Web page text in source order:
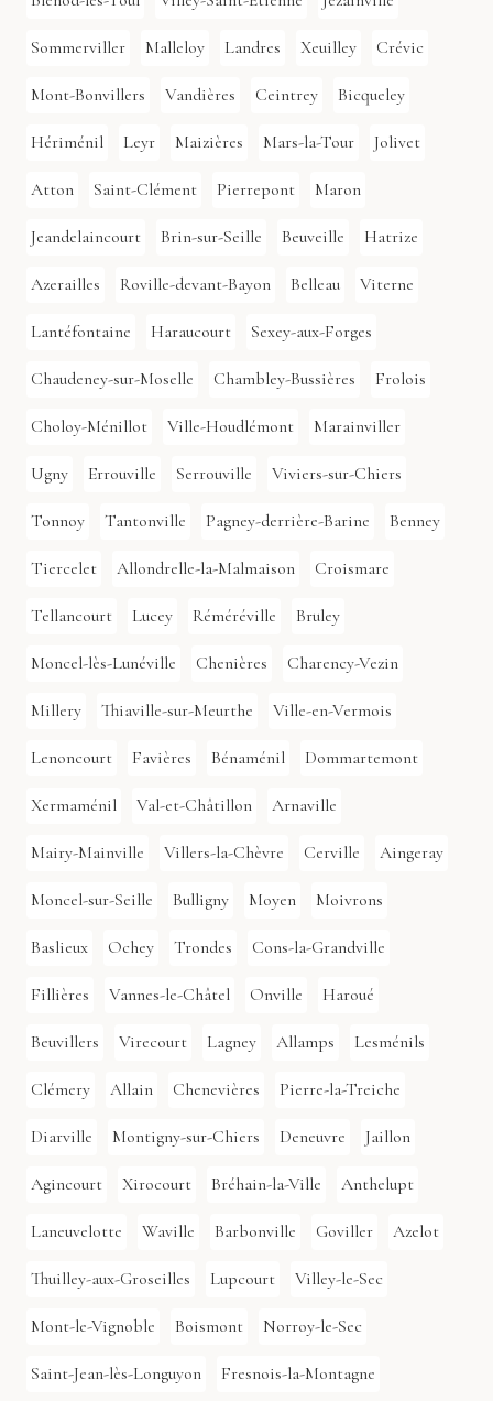
Sommerviller Malleloy Landres Xeuilley Crévic
Mont-Bonvillers Vandières Ceintrey Bicqueley
Hériménil Leyr Maizières Mars-la-Tour Jolivet
Atton Saint-Clément Pierrepont Maron
Jeandelaincourt Brin-sur-Seille Beuveille Hatrize
Azerailles Roville-devant-Bayon Belleau Viterne
Lantéfontaine Haraucourt Sexey-aux-Forges
Chaudeney-sur-Moselle Chambley-Bussières Frolois
Choloy-Ménillot Ville-Houdlémont Marainviller
Ugny Errouville Serrouville Viviers-sur-Chiers
Tonnoy Tantonville Pagney-derrière-Barine Benney
Tiercelet Allondrelle-la-Malmaison Croismare
Tellancourt Lucey Réméréville Bruley
Moncel-lès-Lunéville Chenières Charency-Vezin
Millery Thiaville-sur-Meurthe Ville-en-Vermois
Lenoncourt Favières Bénaménil Dommartemont
Xermaménil Val-et-Châtillon Arnaville
Mairy-Mainville Villers-la-Chèvre Cerville Aingeray
Moncel-sur-Seille Bulligny Moyen Moivrons
Baslieux Ochey Trondes Cons-la-Grandville
Fillières Vannes-le-Châtel Onville Haroué
Beuvillers Virecourt Lagney Allamps Lesménils
Clémery Allain Chenevières Pierre-la-Treiche
Diarville Montigny-sur-Chiers Deneuvre Jaillon
Agincourt Xirocourt Bréhain-la-Ville Anthelupt
Laneuvelotte Waville Barbonville Goviller Azelot
Thuilley-aux-Groseilles Lupcourt Villey-le-Sec
Mont-le-Vignoble Boismont Norroy-le-Sec
Saint-Jean-lès-Longuyon Fresnois-la-Montagne